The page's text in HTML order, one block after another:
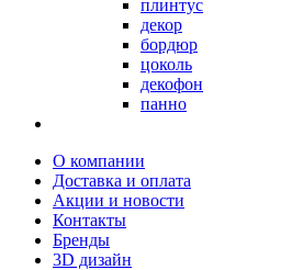
плинтус
декор
бордюр
цоколь
декофон
панно
О компании
Доставка и оплата
Акции и новости
Контакты
Бренды
3D дизайн